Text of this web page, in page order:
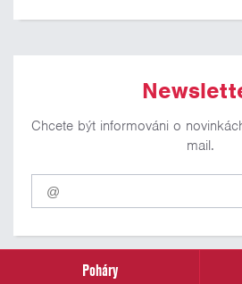
Chcete být informováni o
mail.
Pro
odběr
našich
Poháry